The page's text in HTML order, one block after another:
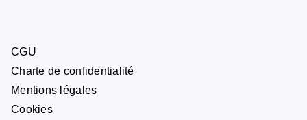
CGU
Charte de confidentialité
Mentions légales
Cookies